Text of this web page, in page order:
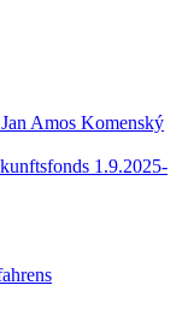
Amos Komenský
1.9.2025-